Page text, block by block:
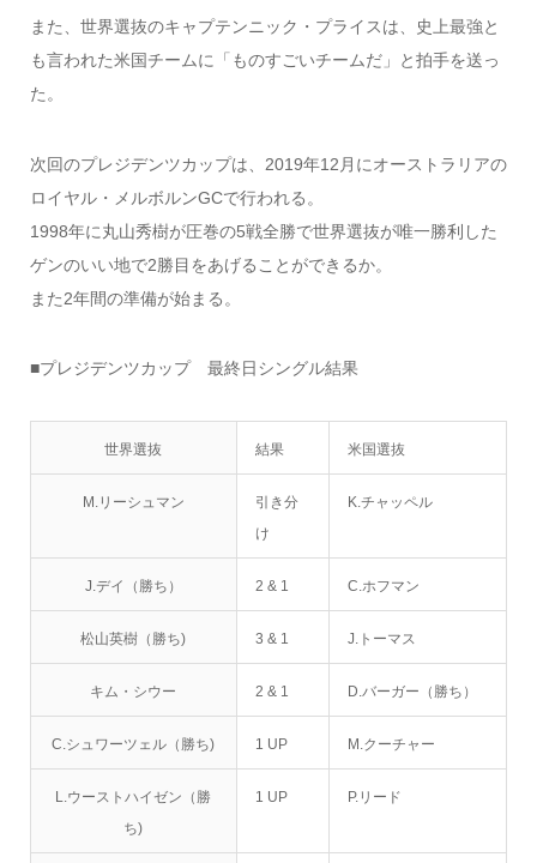
また、世界選抜のキャプテンニック・プライスは、史上最強と
も言われた米国チームに「ものすごいチームだ」と拍手を送っ
た。
次回のプレジデンツカップは、2019年12月にオーストラリアの
ロイヤル・メルボルンGCで行われる。
1998年に丸山秀樹が圧巻の5戦全勝で世界選抜が唯一勝利した
ゲンのいい地で2勝目をあげることができるか。
また2年間の準備が始まる。
■プレジデンツカップ 最終日シングル結果
世界選抜 結果 米国選抜
M.リーシュマン
引き分
け
K.チャッペル
J.デイ（勝ち） 2 & 1 C.ホフマン
松山英樹（勝ち) 3 & 1 J.トーマス
キム・シウー 2 & 1 D.バーガー（勝ち）
C.シュワーツェル（勝ち) 1 UP M.クーチャー
L.ウーストハイゼン（勝
ち)
1 UP P.リード